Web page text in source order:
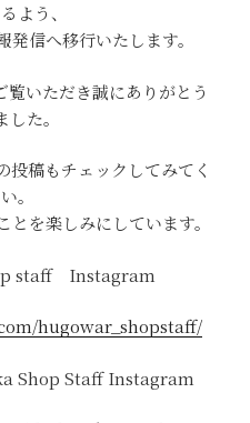
よう、
信へ移行いたします。
いただき誠にありがとう
た。
稿もチェックしてみてく
。
を楽しみにしています。
staff Instagram
hugowar_shopstaff/
Shop Staff Instagram